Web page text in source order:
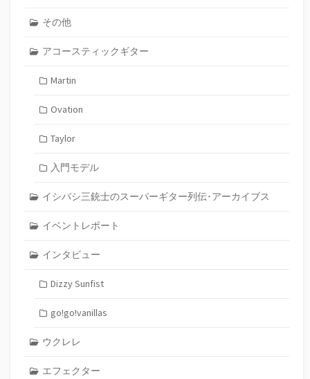
その他
アコースティックギター
Martin
Ovation
Taylor
入門モデル
イシバシ三銃士のスーパーギター列伝･アーカイブス
イベントレポート
インタビュー
Dizzy Sunfist
go!go!vanillas
ウクレレ
エフェクター